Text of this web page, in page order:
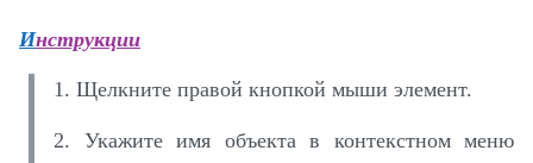
Инструкции
1. Щелкните правой кнопкой мыши элемент.
2. Укажите имя объекта в контекстном меню